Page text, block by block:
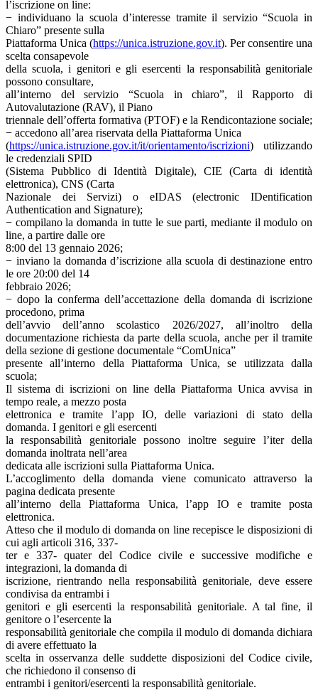
l’iscrizione on line:
− individuano la scuola d’interesse tramite il servizio “Scuola in
Chiaro” presente sulla
Piattaforma Unica (https://unica.istruzione.gov.it). Per consentire una
scelta consapevole
della scuola, i genitori e gli esercenti la responsabilità genitoriale
possono consultare,
all’interno del servizio “Scuola in chiaro”, il Rapporto di
Autovalutazione (RAV), il Piano
triennale dell’offerta formativa (PTOF) e la Rendicontazione sociale;
− accedono all’area riservata della Piattaforma Unica
(https://unica.istruzione.gov.it/it/orientamento/iscrizioni) utilizzando
le credenziali SPID
(Sistema Pubblico di Identità Digitale), CIE (Carta di identità
elettronica), CNS (Carta
Nazionale dei Servizi) o eIDAS (electronic IDentification
Authentication and Signature);
− compilano la domanda in tutte le sue parti, mediante il modulo on
line, a partire dalle ore
8:00 del 13 gennaio 2026;
− inviano la domanda d’iscrizione alla scuola di destinazione entro
le ore 20:00 del 14
febbraio 2026;
− dopo la conferma dell’accettazione della domanda di iscrizione
procedono, prima
dell’avvio dell’anno scolastico 2026/2027, all’inoltro della
documentazione richiesta da parte della scuola, anche per il tramite
della sezione di gestione documentale “ComUnica”
presente all’interno della Piattaforma Unica, se utilizzata dalla
scuola;
Il sistema di iscrizioni on line della Piattaforma Unica avvisa in
tempo reale, a mezzo posta
elettronica e tramite l’app IO, delle variazioni di stato della
domanda. I genitori e gli esercenti
la responsabilità genitoriale possono inoltre seguire l’iter della
domanda inoltrata nell’area
dedicata alle iscrizioni sulla Piattaforma Unica.
L’accoglimento della domanda viene comunicato attraverso la
pagina dedicata presente
all’interno della Piattaforma Unica, l’app IO e tramite posta
elettronica.
Atteso che il modulo di domanda on line recepisce le disposizioni di
cui agli articoli 316, 337-
ter e 337- quater del Codice civile e successive modifiche e
integrazioni, la domanda di
iscrizione, rientrando nella responsabilità genitoriale, deve essere
condivisa da entrambi i
genitori e gli esercenti la responsabilità genitoriale. A tal fine, il
genitore o l’esercente la
responsabilità genitoriale che compila il modulo di domanda dichiara
di avere effettuato la
scelta in osservanza delle suddette disposizioni del Codice civile,
che richiedono il consenso di
entrambi i genitori/esercenti la responsabilità genitoriale.